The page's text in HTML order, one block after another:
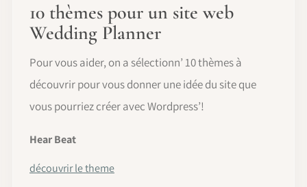
10 thèmes pour un site web
Wedding Planner
Pour vous aider, on a sélectionn’ 10 thèmes à
découvrir pour vous donner une idée du site que
vous pourriez créer avec Wordpress’!
Hear Beat
découvrir le theme